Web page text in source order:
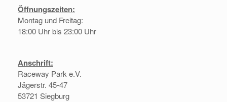
Öffnungszeiten:
Montag und Freitag:
18:00 Uhr bis 23:00 Uhr
Anschrift:
Raceway Park e.V.
Jägerstr. 45-47
53721 Siegburg